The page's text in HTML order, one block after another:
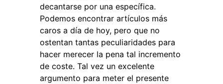
decantarse por una específica.
Podemos encontrar artículos más
caros a día de hoy, pero que no
ostentan tantas peculiaridades para
hacer merecer la pena tal incremento
de coste. Tal vez un excelente
argumento para meter el presente